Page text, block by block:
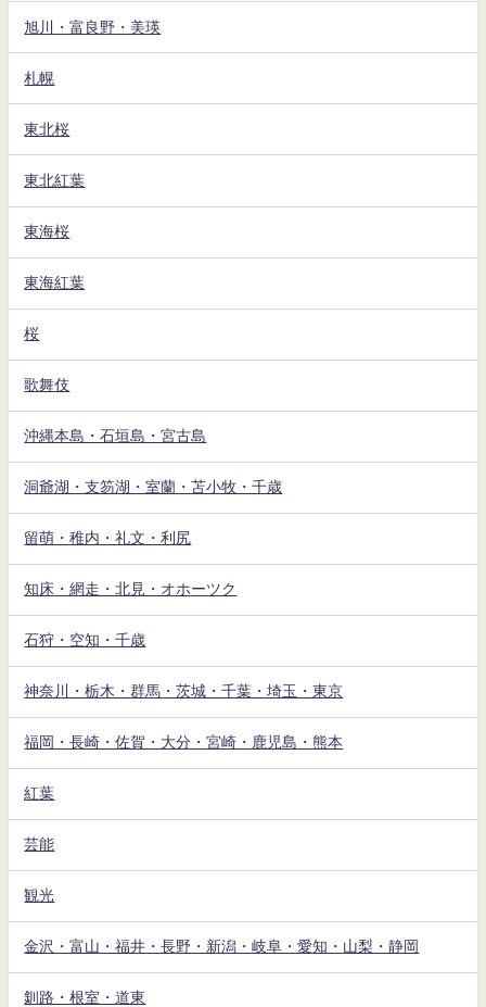
旭川・富良野・美瑛
札幌
東北桜
東北紅葉
東海桜
東海紅葉
桜
歌舞伎
沖縄本島・石垣島・宮古島
洞爺湖・支笏湖・室蘭・苫小牧・千歳
留萌・稚内・礼文・利尻
知床・網走・北見・オホーツク
石狩・空知・千歳
神奈川・栃木・群馬・茨城・千葉・埼玉・東京
福岡・長崎・佐賀・大分・宮崎・鹿児島・熊本
紅葉
芸能
観光
金沢・富山・福井・長野・新潟・岐阜・愛知・山梨・静岡
釧路・根室・道東